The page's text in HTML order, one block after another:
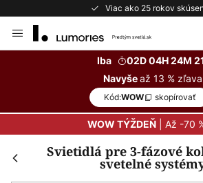
Bezplatné vrátenie do
to
Iba
02D 04H 24M
Navyšeaž 13 %
Kód:WOW skopírovať
WOW TÝŽDEŇ| Až -70
Svietidlá pre 3-fázové
svetelné